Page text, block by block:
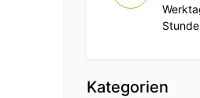
Kategorien